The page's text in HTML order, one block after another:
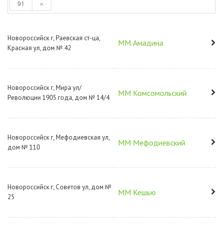
91 »
Новороссийск г, Раевская ст-ца,
Красная ул, дом № 42
ММ Амадина
Новороссийск г, Мира ул/
Революции 1905 года, дом № 14/4
ММ Комсомольский
Новороссийск г, Мефодиевская ул,
дом № 110
ММ Мефодиевский
Новороссийск г, Советов ул, дом №
25
ММ Кешью